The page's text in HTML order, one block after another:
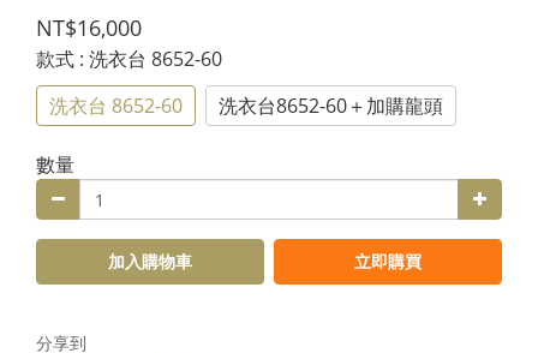
NT$16,000
款式 : 洗衣台 8652-60
洗衣台 8652-60
洗衣台8652-60＋加購龍頭
數量
加入購物車 立即購買
分享到